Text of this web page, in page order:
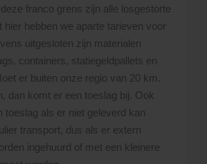
franco grens zijn alle losgestorte
hier hebben we aparte tarieven voor
uitgesloten zijn materialen
containers, statiegeldpallets en
er buiten onze regio van 20 km.
dan komt er een toeslag bij. Ook
toeslag als er niet geleverd kan
transport, dus als er extern
ingehuurd of met een kleinere